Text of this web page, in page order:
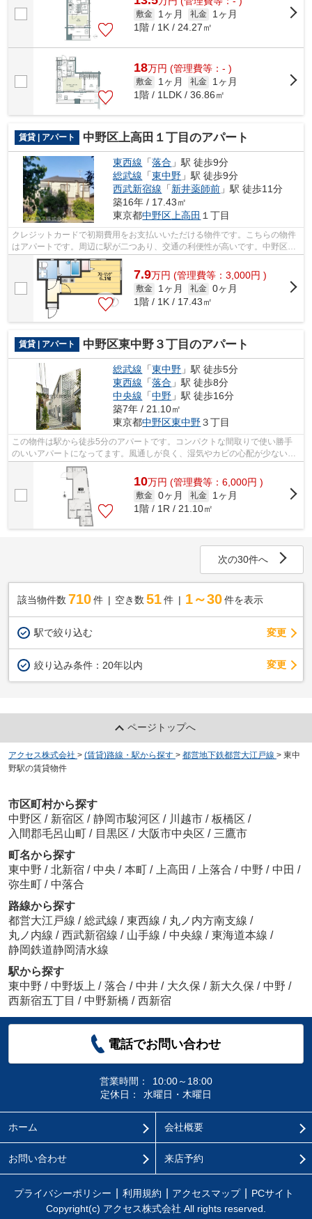
敷金 1ヶ月 礼金
1ヶ月
1階 / 1K / 24.27㎡
18万円 (管理費等：- )
敷金 1ヶ月 礼金
1ヶ月
1階 / 1LDK / 36.86㎡
賃貸 | アパート 中野区上高田１丁目のアパート
東西線 「落合 」駅 徒歩9分
総武線 「東中野 」駅 徒歩9分
西武新宿線 「新井薬師前 」駅 徒歩11分
築16年 / 17.43㎡
東京都中野区 上高田 １丁目
クレジットカードで初期費用をお支払いいただける物件です。こちらの物件
はアパートです。周辺に駅が二つあり、交通の利便性が高いです。中野区エ
リアの賃貸情報はアクセスにお問い合...
7.9万円 (管理費等：3,000円 )
敷金 1ヶ月 礼金 0ヶ月
1階 / 1K / 17.43㎡
賃貸 | アパート 中野区東中野３丁目のアパート
総武線 「東中野 」駅 徒歩5分
東西線 「落合 」駅 徒歩8分
中央線 「中野 」駅 徒歩16分
築7年 / 21.10㎡
東京都中野区東中野３丁目
この物件は駅から徒歩5分のアパートです。コンパクトな間取りで使い勝手
のいいアパートになってます。風通しが良く、湿気やカビの心配が少ないア
パートです。初期費用のカード決済で、...
10万円 (管理費等：6,000円 )
敷金 0ヶ月 礼金
1ヶ月
1階 / 1R / 21.10㎡
次の30件へ
該当物件数 710件 空き数 51 件 1～30 件を表示
駅で絞り込む 変更
絞り込み条件： 20年以内 変更
ページトップへ
アクセス株式会社 > (賃貸)路線・駅から探す > 都営地下鉄都営大江戸線 > 東中
野駅の賃貸物件
市区町村から探す
中野区 / 新宿区 / 静岡市駿河区 / 川越市 / 板橋区 /
入間郡毛呂山町 / 目黒区 / 大阪市中央区 / 三鷹市
町名から探す
東中野 / 北新宿 / 中央 / 本町 / 上高田 / 上落合 / 中野 / 中田 /
弥生町 / 中落合
路線から探す
都営大江戸線 / 総武線 / 東西線 / 丸ノ内方南支線 /
丸ノ内線 / 西武新宿線 / 山手線 / 中央線 / 東海道本線 /
静岡鉄道静岡清水線
駅から探す
東中野 / 中野坂上 / 落合 / 中井 / 大久保 / 新大久保 / 中野 /
西新宿五丁目 / 中野新橋 / 西新宿
電話でお問い合わせ
営業時間：
10:00～18:00
定休日：
水曜日・木曜日
ホーム 会社概要
お問い合わせ 来店予約
プライバシーポリシー 利用規約 アクセスマップ
PCサイト
Copyright(c) アクセス株式会社 All rights reserved.